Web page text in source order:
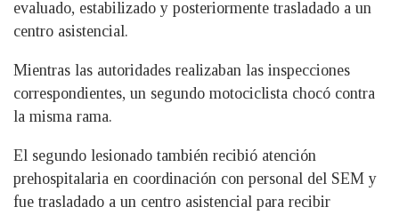
evaluado, estabilizado y posteriormente trasladado a un
centro asistencial.
Mientras las autoridades realizaban las inspecciones
correspondientes, un segundo motociclista chocó contra
la misma rama.
El segundo lesionado también recibió atención
prehospitalaria en coordinación con personal del SEM y
fue trasladado a un centro asistencial para recibir